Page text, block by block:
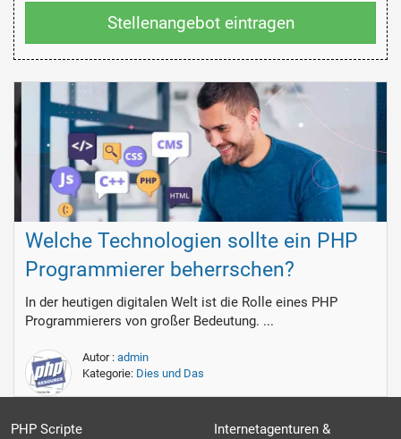
Stellenangebot eintragen
Welche Technologien sollte ein PHP
Programmierer beherrschen?
In der heutigen digitalen Welt ist die Rolle eines PHP
Programmierers von großer Bedeutung. ...
Autor : admin
Kategorie: Dies und Das
PHP Scripte
Internetagenturen &